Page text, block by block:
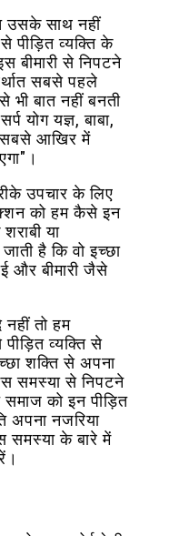
उसके साथ नहीं
पीड़ित व्यक्ति के
बीमारी से निपटने
सबसे पहले
बात नहीं बनती
योग यज्ञ, बाबा,
सबसे आखिर में
उपचार के लिए
को हम कैसे इन
या
है कि वो इच्छा
और बीमारी जैसे
तो हम
व्यक्ति से
शक्ति से अपना
समस्या से निपटने
को इन पीड़ित
अपना नजरिया
के बारे में